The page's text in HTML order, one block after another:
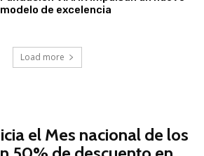
modelo de excelencia
Load more